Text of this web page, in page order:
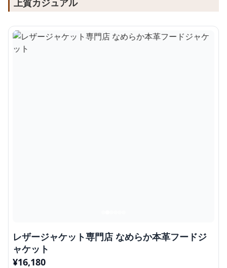
上質カジュアル
レザージャケット専門店 なめらか本革フードジ
ャケット
¥16,180